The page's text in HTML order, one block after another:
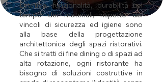
Estetica, funzionalità, durabilità nel
tempo dei materiali, rispetto dei
vincoli di sicurezza ed igiene sono
alla base della progettazione
architettonica degli spazi ristorativi.
Che si tratti di fine dining o di spazi ad
alta rotazione, ogni ristorante ha
bisogno di soluzioni costruttive in